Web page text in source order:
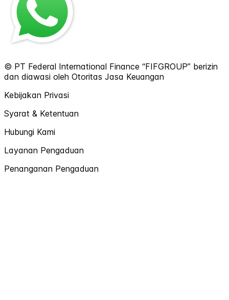
© PT Federal International Finance “FIFGROUP” berizin
dan diawasi oleh Otoritas Jasa Keuangan
Kebijakan Privasi
Syarat & Ketentuan
Hubungi Kami
Layanan Pengaduan
Penanganan Pengaduan